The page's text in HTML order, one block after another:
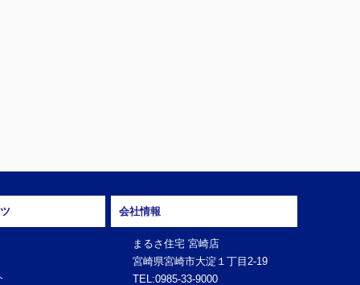
会社情報
まるさ住宅 宮崎店
宮崎県宮崎市大淀１丁目2-19
TEL:0985-33-9000